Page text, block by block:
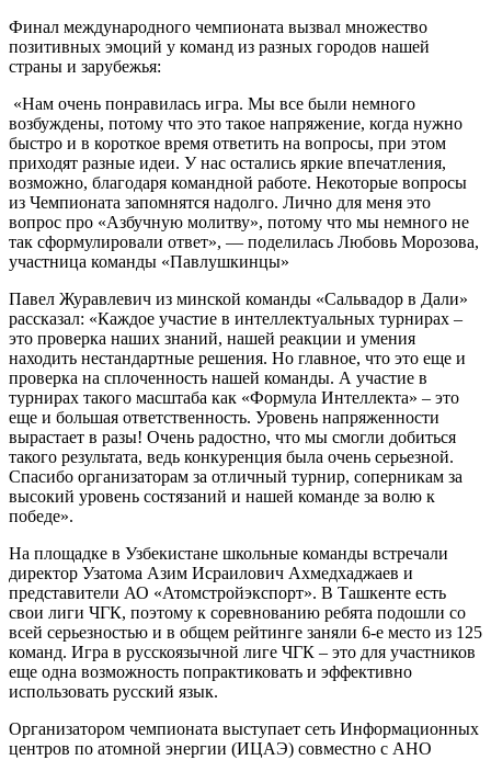
Финал международного чемпионата вызвал множество
позитивных эмоций у команд из разных городов нашей
страны и зарубежья:
«Нам очень понравилась игра. Мы все были немного
возбуждены, потому что это такое напряжение, когда нужно
быстро и в короткое время ответить на вопросы, при этом
приходят разные идеи. У нас остались яркие впечатления,
возможно, благодаря командной работе. Некоторые вопросы
из Чемпионата запомнятся надолго. Лично для меня это
вопрос про «Азбучную молитву», потому что мы немного не
так сформулировали ответ», — поделилась Любовь Морозова,
участница команды «Павлушкинцы»
Павел Журавлевич из минской команды «Сальвадор в Дали»
рассказал: «Каждое участие в интеллектуальных турнирах –
это проверка наших знаний, нашей реакции и умения
находить нестандартные решения. Но главное, что это еще и
проверка на сплоченность нашей команды. А участие в
турнирах такого масштаба как «Формула Интеллекта» – это
еще и большая ответственность. Уровень напряженности
вырастает в разы! Очень радостно, что мы смогли добиться
такого результата, ведь конкуренция была очень серьезной.
Спасибо организаторам за отличный турнир, соперникам за
высокий уровень состязаний и нашей команде за волю к
победе».
На площадке в Узбекистане школьные команды встречали
директор Узатома Азим Исраилович Ахмедхаджаев и
представители АО «Атомстройэкспорт». В Ташкенте есть
свои лиги ЧГК, поэтому к соревнованию ребята подошли со
всей серьезностью и в общем рейтинге заняли 6-е место из 125
команд. Игра в русскоязычной лиге ЧГК – это для участников
еще одна возможность попрактиковать и эффективно
использовать русский язык.
Организатором чемпионата выступает сеть Информационных
центров по атомной энергии (ИЦАЭ) совместно с АНО